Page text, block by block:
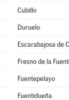
Cubillo
Duruelo
Escarabajosa de
Fresno de la
Fuentepelayo
Fuentidueña